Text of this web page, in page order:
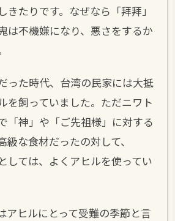
きたりです。なぜなら「拜拜」
は不機嫌になり、悪さをするか
った時代、台湾の民家には大抵
を飼っていました。ただニワト
「神」や「ご先祖様」に対する
級な食材だったの対して、
しては、よくアヒルを使ってい
アヒルにとって受難の季節と言